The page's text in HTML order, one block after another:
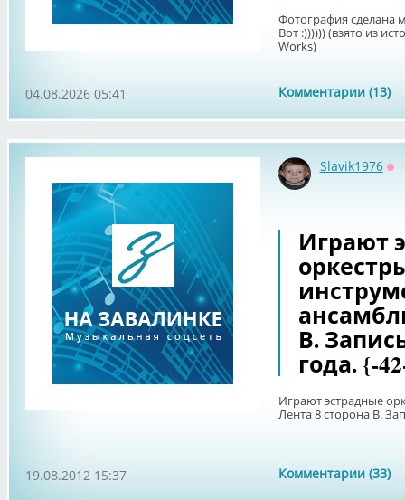
Фотография сделана
Вот :)))))) (взято из
Works)
Комментарии (13)
04.08.2026 05:41
Slavik1976
Играют
В.
года. {-
Играют эстрадные
Лента 8 сторона В.
Комментарии (33)
19.08.2012 15:37